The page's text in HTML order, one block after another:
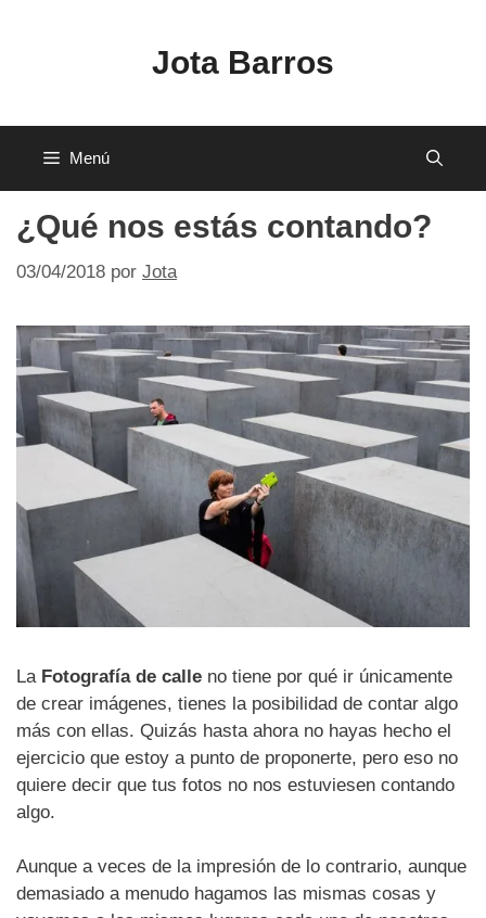
Jota Barros
Menú
¿Qué nos estás contando?
03/04/2018 por Jota
La Fotografía de calle no tiene por qué ir únicamente
de crear imágenes, tienes la posibilidad de contar algo
más con ellas. Quizás hasta ahora no hayas hecho el
ejercicio que estoy a punto de proponerte, pero eso no
quiere decir que tus fotos no nos estuviesen contando
algo.
Aunque a veces de la impresión de lo contrario, aunque
demasiado a menudo hagamos las mismas cosas y